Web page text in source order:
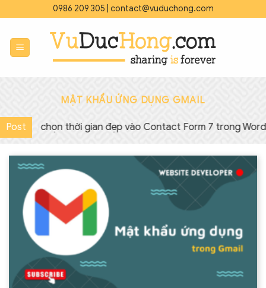
qua
nội
dung
0986 209 305 contact@vuduchong.com
MẬT KHẨU ỨNG DỤNG GMAIL
Post
phần chọn thời gian đẹp vào Contact Form 7 trong